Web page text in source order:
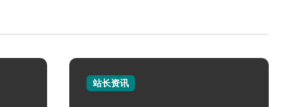
站长资讯